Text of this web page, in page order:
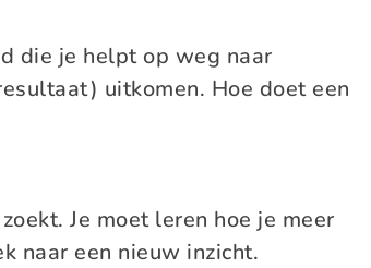
die je helpt op weg naar
uitkomen. Hoe doet een
Je moet leren hoe je meer
naar een nieuw inzicht.